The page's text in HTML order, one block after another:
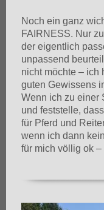
Noch ein ganz
FAIRNESS. Nur
der eigentlich
unpassend
nicht möchte – ich
guten Gewissens
Wenn ich zu einer
und feststelle,
für Pferd und
wenn ich dann
für mich völlig ok